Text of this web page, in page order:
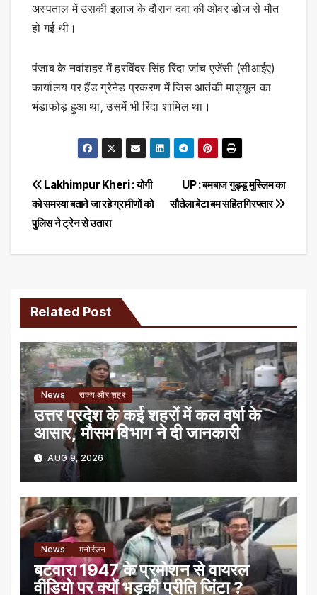
अस्पताल में उसकी इलाज के दौरान दवा की ओवर डोज से मौत
हो गई थी।
पंजाब के नवांशहर में हरविंदर सिंह रिंदा जांच एजेंसी (सीआईए)
कार्यालय पर हैंड ग्रेनेड प्रकरण में जिस आतंकी माड्यूल का
भंडाफोड़ हुआ था, उसमें भी रिंदा शामिल था।
Post
navigation
UP : बमबाज गुड्डू मुस्लिम का
सौतेला बेटा बम सहित गिरफ्तार
Lakhimpur Kheri : योगी
को समस्या बताने जा रहे ग्रामीणों को
पुलिस ने ट्रेन से उतारा
Related Post
News राज्य और शहर
उत्तर प्रदेश के कई शहरों में कल वर्षा के
आसार, मौसम विभाग ने दी जानकारी
AUG 9, 2026
News मनोरंजन
बटवारा 1947 के प्रमोशन से वायरल
वीडियो पर क्यों भड़की प्रीति जिंटा ?